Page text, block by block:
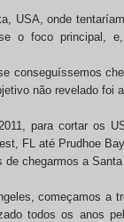
USA, onde
o foco principal,
conseguíssemos
não revelado foi
para cortar os
FL até Prudhoe
chegarmos a
começamos a
todos os anos